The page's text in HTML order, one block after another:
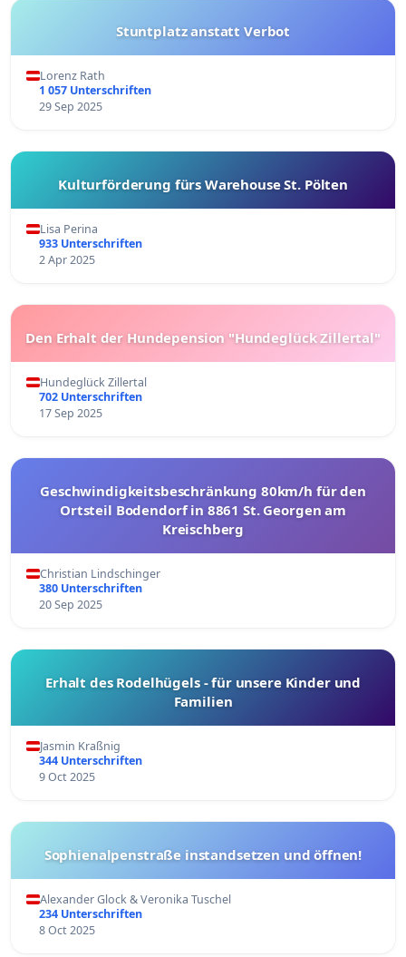
Stuntplatz anstatt Verbot
Lorenz Rath
1 057 Unterschriften
29 Sep 2025
Kulturförderung fürs Warehouse St. Pölten
Lisa Perina
933 Unterschriften
2 Apr 2025
Den Erhalt der Hundepension "Hundeglück Zillertal"
Hundeglück Zillertal
702 Unterschriften
17 Sep 2025
Geschwindigkeitsbeschränkung 80km/h für den
Ortsteil Bodendorf in 8861 St. Georgen am
Kreischberg
Christian Lindschinger
380 Unterschriften
20 Sep 2025
Erhalt des Rodelhügels - für unsere Kinder und
Familien
Jasmin Kraßnig
344 Unterschriften
9 Oct 2025
Sophienalpenstraße instandsetzen und öffnen!
Alexander Glock & Veronika Tuschel
234 Unterschriften
8 Oct 2025